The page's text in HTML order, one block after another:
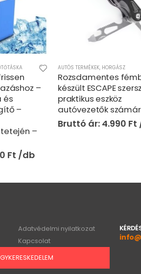
- MOSÁS
–
és
–
–
Ft
AUTÓS TERMÉKEK, HORGÁSZ
Rozsdamentes
készült ESCAPE
praktikus eszköz
autóvezetők
4.990 Ft
Adatvédelmi nyilatkozat
Kapcsolat